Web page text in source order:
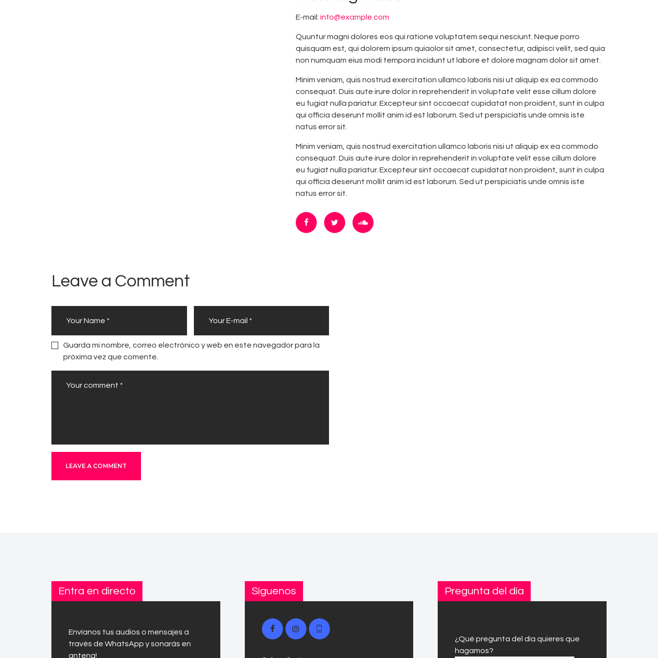
E-mail: info@example.com
Quuntur magni dolores eos qui ratione voluptatem sequi nesciunt. Neque porro
quisquam est, qui dolorem ipsum quiaolor sit amet, consectetur, adipisci velit, sed quia
non numquam eius modi tempora incidunt ut labore et dolore magnam dolor sit amet.
Minim veniam, quis nostrud exercitation ullamco laboris nisi ut aliquip ex ea commodo
consequat. Duis aute irure dolor in reprehenderit in voluptate velit esse cillum dolore
eu fugiat nulla pariatur. Excepteur sint occaecat cupidatat non proident, sunt in culpa
qui officia deserunt mollit anim id est laborum. Sed ut perspiciatis unde omnis iste
natus error sit.
Minim veniam, quis nostrud exercitation ullamco laboris nisi ut aliquip ex ea commodo
consequat. Duis aute irure dolor in reprehenderit in voluptate velit esse cillum dolore
eu fugiat nulla pariatur. Excepteur sint occaecat cupidatat non proident, sunt in culpa
qui officia deserunt mollit anim id est laborum. Sed ut perspiciatis unde omnis iste
natus error sit.
Leave a Comment
Guarda mi nombre, correo electrónico y web en este navegador para la
próxima vez que comente.
Entra en directo
Envíanos tus audios o mensajes a
través de WhatsApp y sonarás en
antena!
Síguenos Pregunta del día
¿Qué pregunta del día quieres que
hagamos?